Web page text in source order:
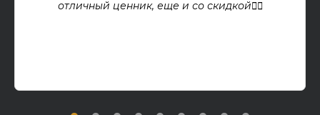
отличный ценник, еще и со скидкой👍🏻